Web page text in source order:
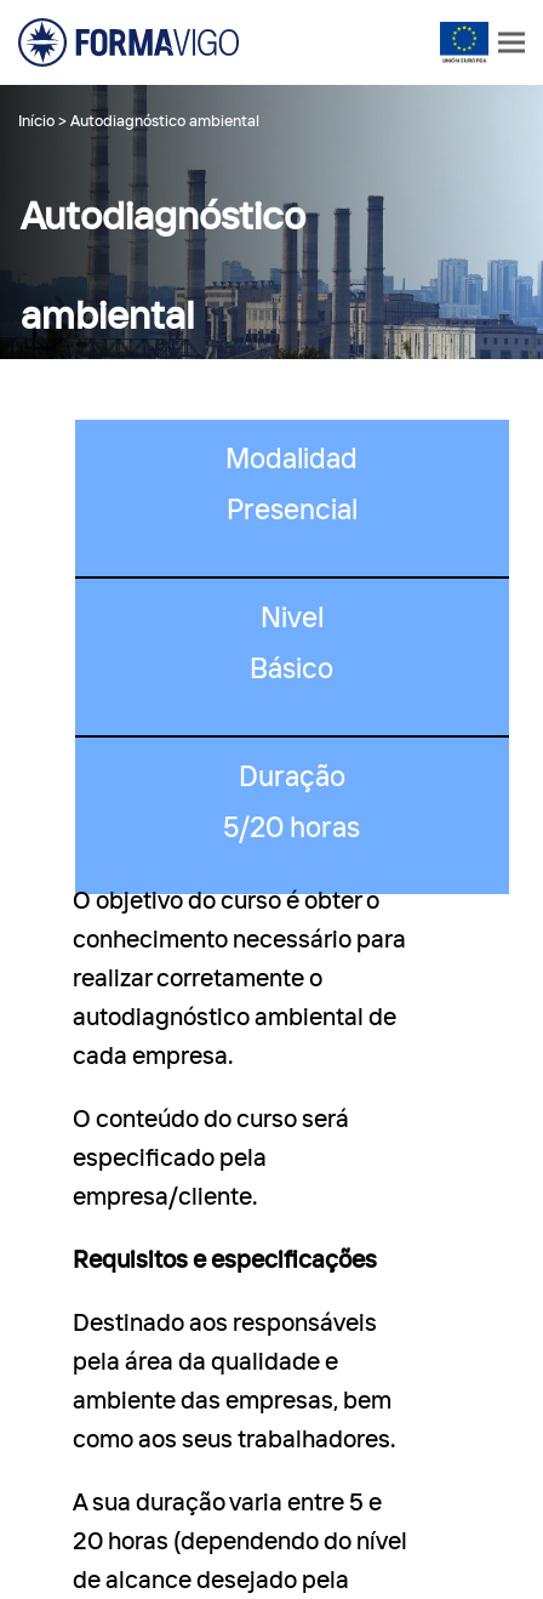
Início > Autodiagnóstico ambiental
Autodiagnóstico
ambiental
Modalidad
Presencial
Nivel
Básico
Duração
5/20 horas
O objetivo do curso é obter o
conhecimento necessário para
realizar corretamente o
autodiagnóstico ambiental de
cada empresa.
O conteúdo do curso será
especificado pela
empresa/cliente.
Requisitos e especificações
Destinado aos responsáveis ​​
pela área da qualidade e
ambiente das empresas, bem
como aos seus trabalhadores.
A sua duração varia entre 5 e
20 horas (dependendo do nível
de alcance desejado pela